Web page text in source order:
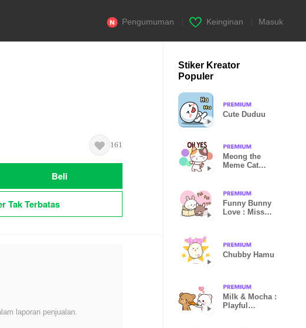
Pengumuman Keinginan Masuk
161
Beli
Tak Terbatas
laporan penjualan.
Stiker Kreator
Populer
Cute Duduu
Meong the
Meme Cat
Funny Bunny
Love : Miss
Chubby Hamu
Milk & Mocha :
Playful